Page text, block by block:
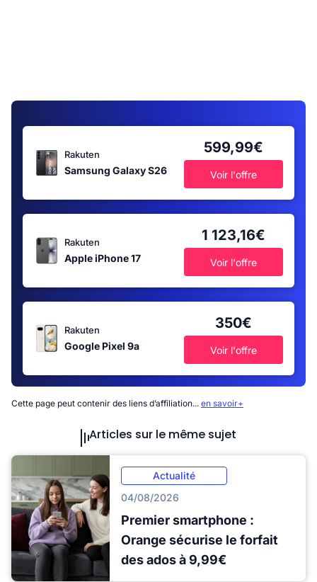
Rakuten
Samsung Galaxy S26
599,99€
Voir l'offre
Rakuten
Apple iPhone 17
1 123,16€
Voir l'offre
Rakuten
Google Pixel 9a
350€
Voir l'offre
Cette page peut contenir des liens d’affiliation... en savoir+
Articles sur le même sujet
Actualité
04/08/2026
Premier smartphone :
Orange sécurise le forfait
des ados à 9,99€